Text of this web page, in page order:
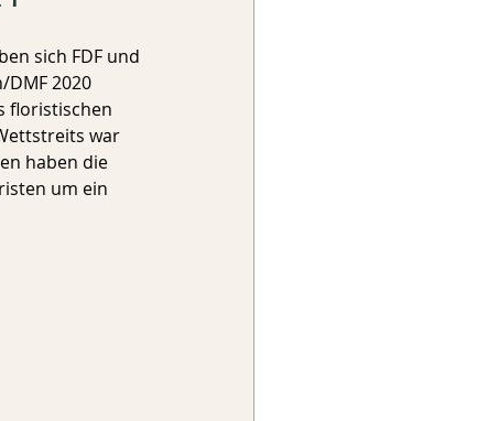
2020
floristischen
war
haben die
um ein